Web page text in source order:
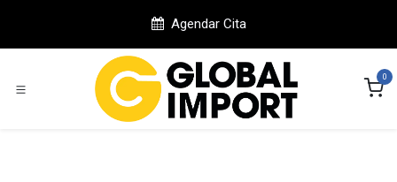
Agendar Cita
0